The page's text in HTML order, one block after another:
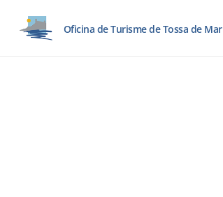
Oficina de Turisme de Tossa de Mar